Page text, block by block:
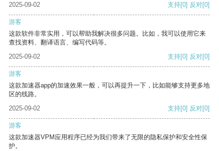
2025-09-02 支持[0] 反对[0]
游客
这款软件非常实用，可以帮助我解决很多问题。比如，我可以使用它来
查找资料、翻译语言、编写代码等。
2025-09-02
支持[0] 反对[0]
游客
这款加速器app的加速效果一般，可以再提升一下，比如能够支持更多地
区的线路。
2025-09-02
支持[0] 反对[0]
游客
这款加速器VPM应用程序已经为我们带来了无限的隐私保护和安全性保
护。